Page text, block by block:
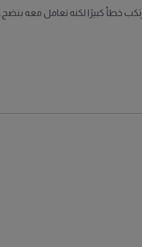
خطأ كبيرًا لكنه تعامل معه بنضج.